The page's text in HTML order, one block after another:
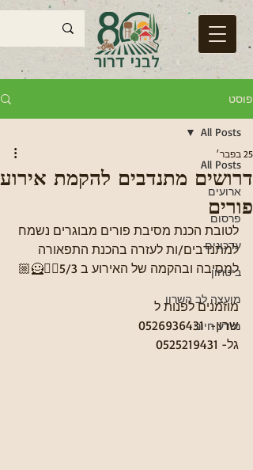
פוסט
All Posts
ארועים
פרסום
עדכונים
ביטחון
מועצה לב השרון
מידע חיוני
All Posts
דרושים מתנדבים להקמת אירוע
פורים
25 בפבר׳
לטובת הכנת מסיבת פורים מבוגרים נשמח
למתנדבים/ות לעזרה בהכנת התפאורה
למסיבה ובהקמה של האירוע ב 5/3🦹‍♀️🦸🏼
מוזמנים לפנות ל
שרון-  0526936431
גל- 0525219431